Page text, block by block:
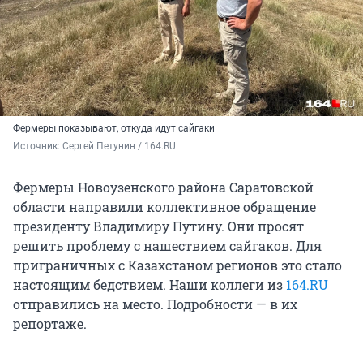
Фермеры показывают, откуда идут сайгаки
Источник: Сергей Петунин / 164.RU
Фермеры Новоузенского района Саратовской
области направили коллективное обращение
президенту Владимиру Путину. Они просят
решить проблему с нашествием сайгаков. Для
приграничных с Казахстаном регионов это стало
настоящим бедствием. Наши коллеги из 164.RU
отправились на место. Подробности — в их
репортаже.